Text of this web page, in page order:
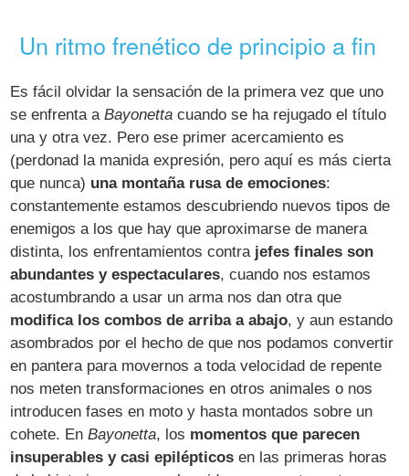
Un ritmo frenético de principio a fin
Es fácil olvidar la sensación de la primera vez que uno
se enfrenta aBayonetta cuando se ha rejugado el título
una y otra vez. Pero ese primer acercamiento es
(perdonad la manida expresión, pero aquí es más cierta
que nunca) una montaña rusa de emociones:
constantemente estamos descubriendo nuevos tipos de
enemigos a los que hay que aproximarse de manera
distinta, los enfrentamientos contra jefes finales son
abundantes y espectaculares, cuando nos estamos
acostumbrando a usar un arma nos dan otra que
modifica los combos de arriba a abajo, y aun estando
asombrados por el hecho de que nos podamos convertir
en pantera para movernos a toda velocidad de repente
nos meten transformaciones en otros animales o nos
introducen fases en moto y hasta montados sobre un
cohete. EnBayonetta, los momentos que parecen
insuperables y casi epilépticos en las primeras horas